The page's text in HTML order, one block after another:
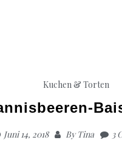
Kuchen & Torten
Juni 14, 2018 ByTina 3